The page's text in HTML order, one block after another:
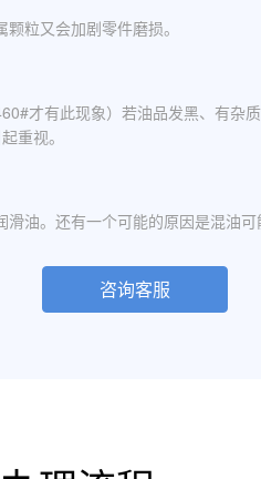
粒又会加剧零件磨损。
才有此现象）若油品发黑、有杂
重视。
油。还有一个可能的原因是混油
雨水进入已开封的油桶中。具体
咨询客服